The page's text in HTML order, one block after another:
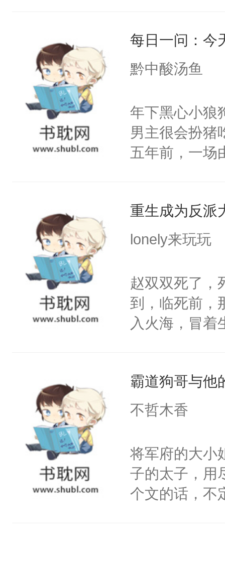
第五年，沛帝
三皇子云黎晗
下旨后长达五
端王被立为太
陶淑妃和姜德
和两位公主在
线，男主鉴婊
每日一问：今
黔中酸汤鱼
年下黑心小狼
男主很会扮猪
五年前，一场
好了身体，也
年后赵知年回
狠手辣的心机
的其他人......
——为什么她
小狗脱不开干
爱那一卦的？
狗。什么？姐
在背后做推波
亲？那不行，
内，并打算狠
混蛋。小狼狗
重生成为反派
lonely来玩玩
赵双双死了，
到，临死前，
入火海，冒着
自己和他们再
信，终于如愿
霸道狗哥与他
不哲木香
将军府的大小
子的太子，用
个文的话，不